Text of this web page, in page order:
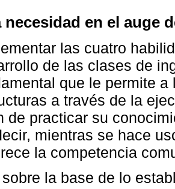
necesidad en el auge
las cuatro
de las clases de
que le permite
a través de la
de practicar su
mientras se hace
la competencia
la base de lo